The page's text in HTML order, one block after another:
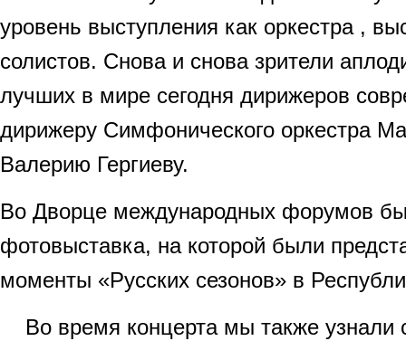
уровень выступления как оркестра ,
солистов. Снова и снова зрители
лучших в мире сегодня дирижеров
дирижеру Симфонического оркестра
Валерию Гергиеву.
Во Дворце международных форумов
фотовыставка, на которой были
моменты «Русских сезонов» в
Во время концерта мы также узнали